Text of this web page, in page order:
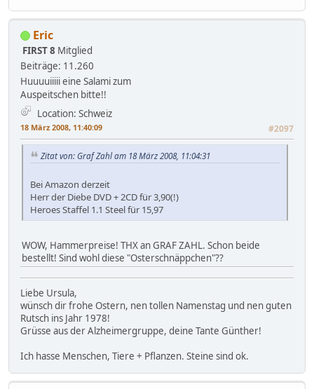
Eric
FIRST 8 Mitglied
Beiträge: 11.260
Huuuuiiiii eine Salami zum
Auspeitschen bitte!!
Location: Schweiz
18 März 2008, 11:40:09 #2097
Zitat von: Graf Zahl am 18 März 2008, 11:04:31
Bei Amazon derzeit
Herr der Diebe DVD + 2CD für 3,90(!)
Heroes Staffel 1.1 Steel für 15,97
WOW, Hammerpreise! THX an GRAF ZAHL. Schon beide
bestellt! Sind wohl diese "Osterschnäppchen"??
Liebe Ursula,
wünsch dir frohe Ostern, nen tollen Namenstag und nen guten
Rutsch ins Jahr 1978!
Grüsse aus der Alzheimergruppe, deine Tante Günther!
Ich hasse Menschen, Tiere + Pflanzen. Steine sind ok.